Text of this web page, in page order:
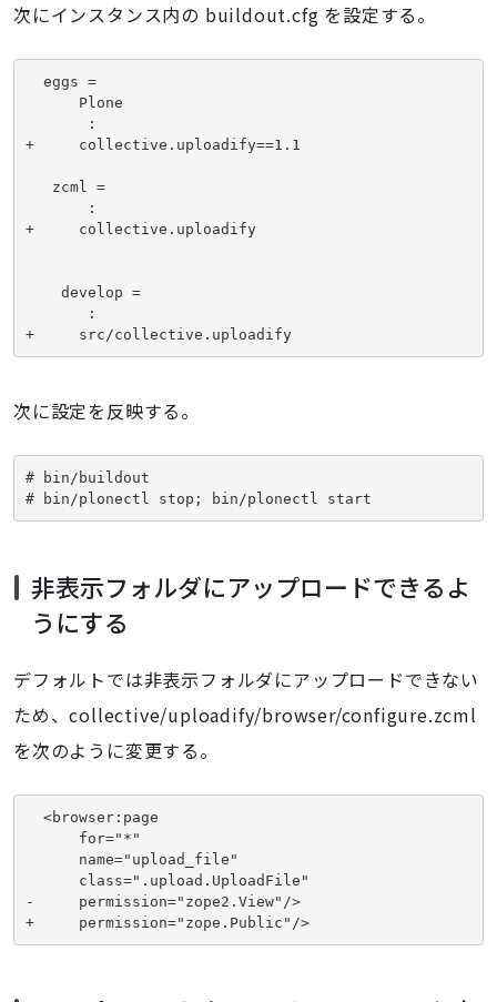
次にインスタンス内の buildout.cfg を設定する。
eggs =
Plone
:
+     collective.uploadify==1.1
zcml =
:
+     collective.uploadify
    develop =
       :
+     src/collective.uploadify
次に設定を反映する。
# bin/buildout
# bin/plonectl stop; bin/plonectl start
非表示フォルダにアップロードできるよ
うにする
デフォルトでは非表示フォルダにアップロードできない
ため、collective/uploadify/browser/configure.zcml
を次のように変更する。
  <browser:page
      for="*"
      name="upload_file"
      class=".upload.UploadFile"
-     permission="zope2.View"/>
+     permission="zope.Public"/>